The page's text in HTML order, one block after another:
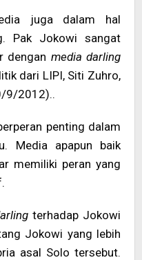
juga dalam hal
Pak Jokowi sangat
dengan media darling
dari LIPI, Siti Zuhro,
9/2012)..
penting dalam
Media apapun baik
memiliki peran yang
terhadap Jokowi
Jokowi yang lebih
asal Solo tersebut.